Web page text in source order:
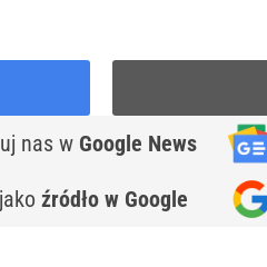
nas w Google News
źródło w Google